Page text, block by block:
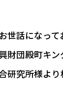
世話になって
財団殿町キン
研究所様より